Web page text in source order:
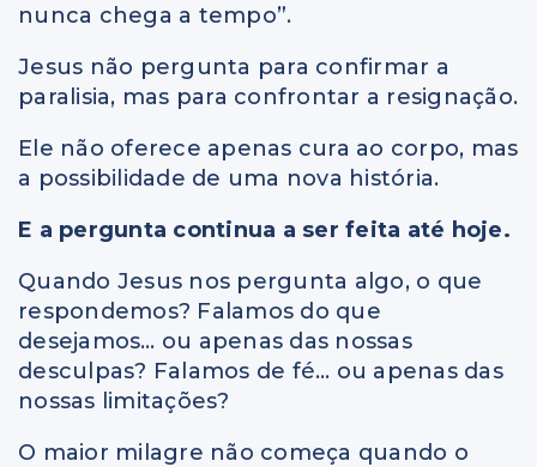
nunca chega a tempo”.
Jesus não pergunta para confirmar a
paralisia, mas para confrontar a resignação.
Ele não oferece apenas cura ao corpo, mas
a possibilidade de uma nova história.
E a pergunta continua a ser feita até hoje.
Quando Jesus nos pergunta algo, o que
respondemos? Falamos do que
desejamos… ou apenas das nossas
desculpas? Falamos de fé… ou apenas das
nossas limitações?
O maior milagre não começa quando o